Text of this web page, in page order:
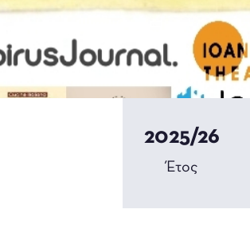
2025/26
Έτος